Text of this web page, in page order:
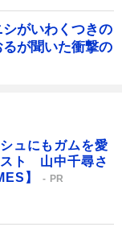
がいわくつきの
が聞いた衝撃の
ュにもガムを愛
スト 山中千尋さ
】
PR